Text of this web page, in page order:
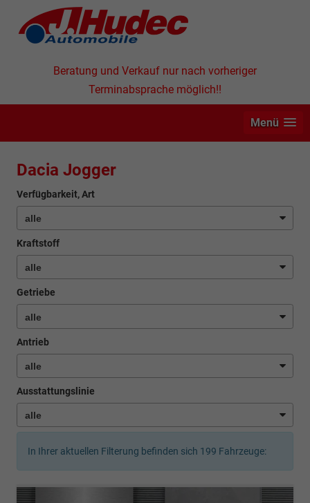
Beratung und Verkauf nur nach vorheriger
Terminabsprache möglich!!
Menü
Dacia Jogger
Verfügbarkeit, Art
Kraftstoff
Getriebe
Antrieb
Ausstattungslinie
In Ihrer aktuellen Filterung befinden sich 199 Fahrzeuge: